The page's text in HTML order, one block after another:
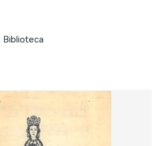
Biblioteca